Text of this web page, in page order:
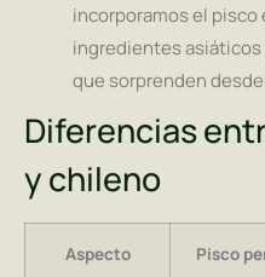
incorporamos el
ingredientes
que sorprenden
Diferencias
y chileno
Aspecto Pisco